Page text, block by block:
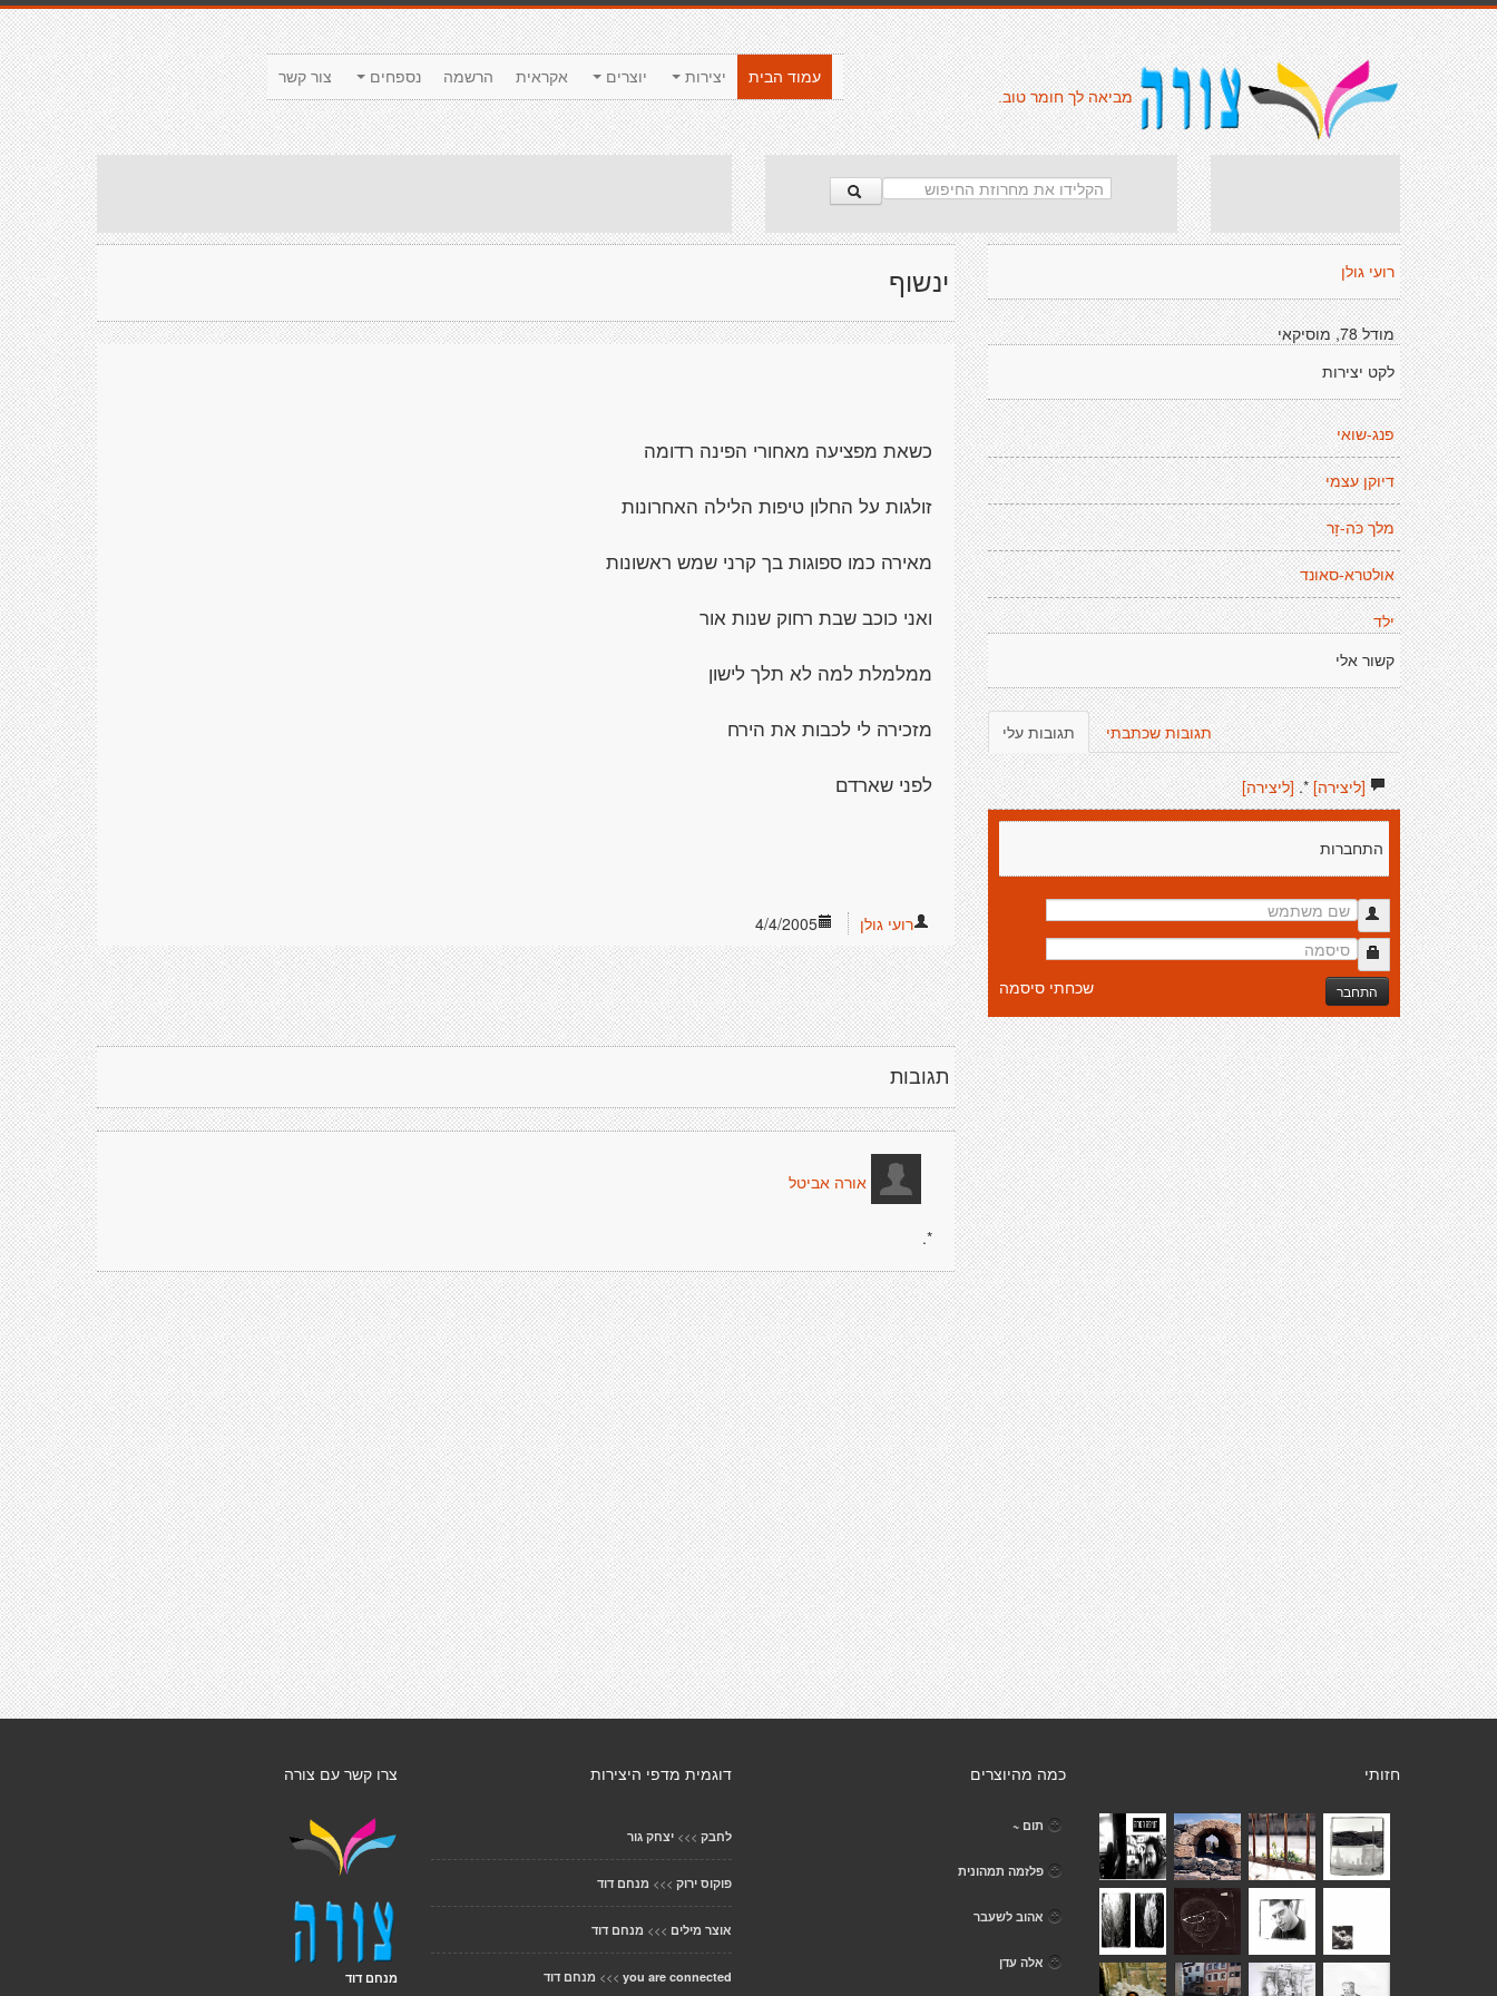
צור קשר נספחים הרשמה אקראית יוצרים יצירות
עמוד הבית
מביאה לך חומר טוב.
ינשוף
כשאת מפציעה מאחורי הפינה רדומה
זולגות על החלון טיפות הלילה האחרונות
מאירה כמו ספוגות בך קרני שמש ראשונות
ואני כוכב שבת רחוק שנות אור
ממלמלת למה לא תלך לישון
מזכירה לי לכבות את הירח
לפני שארדם
4/4/2005 רועי גולן
תגובות
אורה אביטל
*.
רועי גולן
מודל 78, מוסיקאי
לקט יצירות
פנג-שואי
דיוקן עצמי
מלך כֹּה-זָר
אולטרא-סאונד
ילד
קשור אלי
תגובות עלי תגובות שכתבתי
[ליצירה]*. [ליצירה]
התחברות
התחבר שכחתי סיסמה
צרו קשר עם צורה
מנחם דוד
דוגמית מדפי היצירות
לחבק >>> יצחק גור
פוקוס ירוק >>> מנחם דוד
אוצר מילים >>> מנחם דוד
you are connected
>>> מנחם דוד
כמה מהיוצרים
תום ~
פלזמה תמהונית
אהוב לשעבר
אלה עדן
חזותי